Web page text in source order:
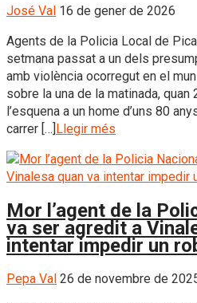
José Val 16 de gener de 2026
Agents de la Policia Local de
setmana passat a un dels
amb violència ocorregut en el
sobre la una de la matinada,
l’esquena a un home d’uns 80
carrer […] Llegir més
Mor l’agent de la
va ser agredit a
intentar impedir un
Pepa Val 26 de novembre de